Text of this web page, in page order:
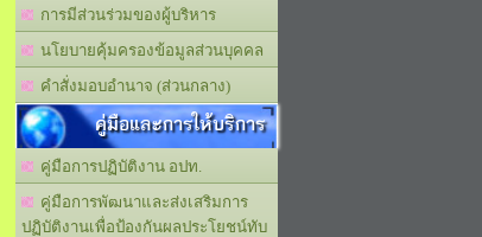
การมีส่วนร่วมของผู้บริหาร
นโยบายคุ้มครองข้อมูลส่วนบุคคล
คำสั่งมอบอำนาจ (ส่วนกลาง)
คู่มือและการให้บริการ
คู่มือการปฏิบัติงาน อปท.
คู่มือการพัฒนาและส่งเสริมการ
ปฏิบัติงานเพื่อป้องกันผลประโยชน์ทับ